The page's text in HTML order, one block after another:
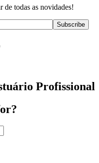
de todas as novidades!
Profissional